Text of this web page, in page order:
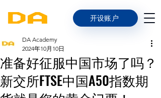
开设账户
准备好征服中国市场了吗？
新交所FTSE中国A50指数期
DA Academy
2024年10月10日